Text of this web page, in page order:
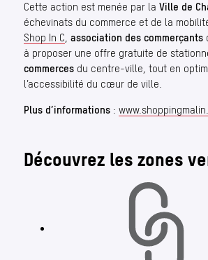
Cette action est menée par la Ville de
échevinats du commerce et de la
Shop In C association des commerçants
à proposer une offre gratuite de
commerces du centre-ville, tout en
l’accessibilité du cœur de ville.
Plus d’informations :
Découvrez les zones